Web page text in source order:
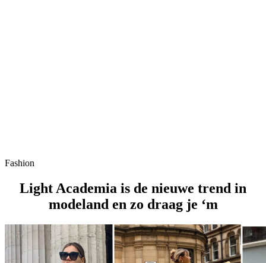
Fashion
Light Academia is de nieuwe trend in
modeland en zo draag je ‘m